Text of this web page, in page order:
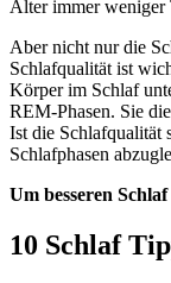
Alter immer weniger
Aber nicht nur die
Schlafqualität ist
Körper im Schlaf
REM-Phasen. Sie
Ist die Schlafqualität
Schlafphasen
Um besseren
10 Schlaf